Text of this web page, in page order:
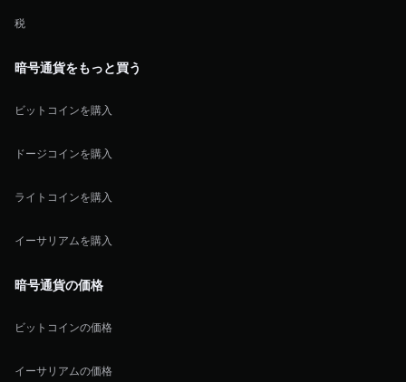
税
暗号通貨をもっと買う
ビットコインを購入
ドージコインを購入
ライトコインを購入
イーサリアムを購入
暗号通貨の価格
ビットコインの価格
イーサリアムの価格